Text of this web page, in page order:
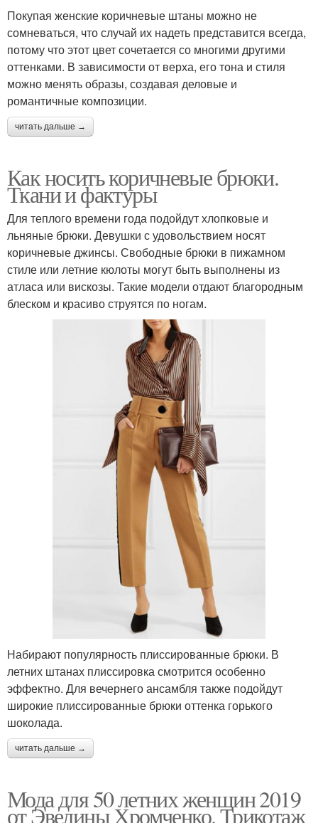
Покупая женские коричневые штаны можно не
сомневаться, что случай их надеть представится всегда,
потому что этот цвет сочетается со многими другими
оттенками. В зависимости от верха, его тона и стиля
можно менять образы, создавая деловые и
романтичные композиции.
читать дальше →
Как носить коричневые брюки.
Ткани и фактуры
Для теплого времени года подойдут хлопковые и
льняные брюки. Девушки с удовольствием носят
коричневые джинсы. Свободные брюки в пижамном
стиле или летние кюлоты могут быть выполнены из
атласа или вискозы. Такие модели отдают благородным
блеском и красиво струятся по ногам.
Набирают популярность плиссированные брюки. В
летних штанах плиссировка смотрится особенно
эффектно. Для вечернего ансамбля также подойдут
широкие плиссированные брюки оттенка горького
шоколада.
читать дальше →
Мода для 50 летних женщин 2019
от Эвелины Хромченко. Трикотаж